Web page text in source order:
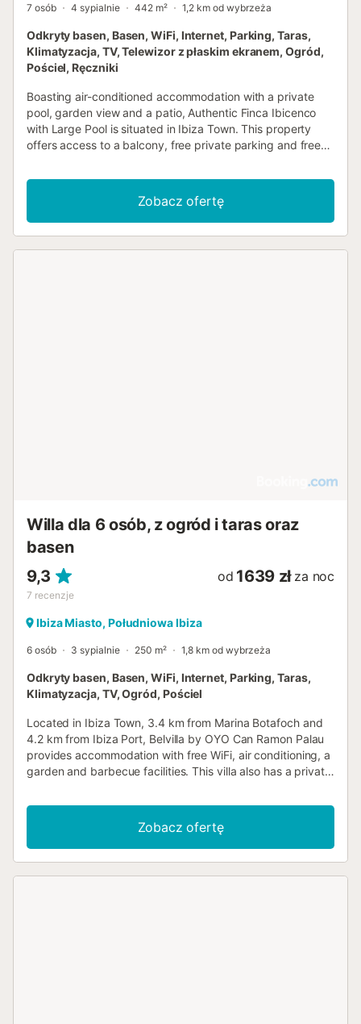
7 osób 4 sypialnie 442 m² 1,2 km od wybrzeża
Odkryty basen, Basen, WiFi, Internet, Parking, Taras,
Klimatyzacja, TV, Telewizor z płaskim ekranem, Ogród,
Pościel, Ręczniki
Boasting air-conditioned accommodation with a private
pool, garden view and a patio, Authentic Finca Ibicenco
with Large Pool is situated in Ibiza Town. This property
offers access to a balcony, free private parking and free
Zobacz ofertę
Willa dla 6 osób, z ogród i taras oraz
basen
9,3
7 recenzje
od 1639 zł za noc
Ibiza Miasto, Południowa Ibiza
6 osób 3 sypialnie 250 m² 1,8 km od wybrzeża
Odkryty basen, Basen, WiFi, Internet, Parking, Taras,
Klimatyzacja, TV, Ogród, Pościel
Located in Ibiza Town, 3.4 km from Marina Botafoch and
4.2 km from Ibiza Port, Belvilla by OYO Can Ramon Palau
provides accommodation with free WiFi, air conditioning, a
garden and barbecue facilities. This villa also has a private
Zobacz ofertę